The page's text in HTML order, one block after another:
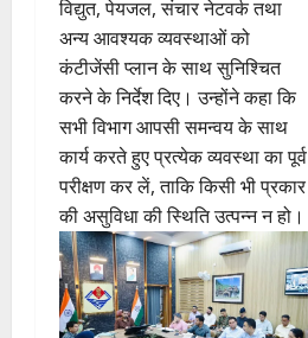
विद्युत, पेयजल, संचार नेटवर्क तथा
अन्य आवश्यक व्यवस्थाओं को
कंटीजेंसी प्लान के साथ सुनिश्चित
करने के निर्देश दिए। उन्होंने कहा कि
सभी विभाग आपसी समन्वय के साथ
कार्य करते हुए प्रत्येक व्यवस्था का पूर्व
परीक्षण कर लें, ताकि किसी भी प्रकार
की असुविधा की स्थिति उत्पन्न न हो।